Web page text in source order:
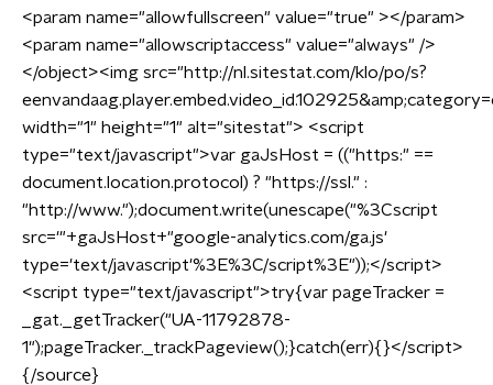
<param name="allowfullscreen" value="true" ></param>
<param name="allowscriptaccess" value="always" />
</object><img src="http://nl.sitestat.com/klo/po/s?
width="1" height="1" alt="sitestat"> <script
type="text/javascript">var gaJsHost = (("https:" ==
document.location.protocol) ? "https://ssl." :
"http://www.");document.write(unescape("%3Cscript
src='"+gaJsHost+"google-analytics.com/ga.js'
type='text/javascript'%3E%3C/script%3E"));</script>
<script type="text/javascript">try{var pageTracker =
_gat._getTracker("UA-11792878-
1");pageTracker._trackPageview();}catch(err){}</script>
{/source}